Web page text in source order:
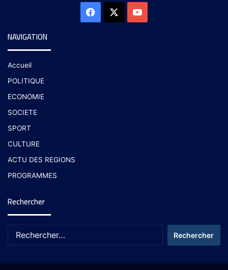
NAVIGATION
Accueil
POLITIQUE
ECONOMIE
SOCIETE
SPORT
CULTURE
ACTU DES REGIONS
PROGRAMMES
Rechercher